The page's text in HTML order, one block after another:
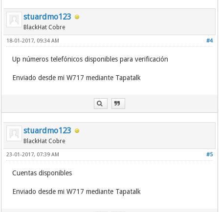
stuardmo123
BlackHat Cobre
#4
18-01-2017, 09:34 AM
Up números telefónicos disponibles para verificación
Enviado desde mi W717 mediante Tapatalk
stuardmo123
BlackHat Cobre
#5
23-01-2017, 07:39 AM
Cuentas disponibles
Enviado desde mi W717 mediante Tapatalk